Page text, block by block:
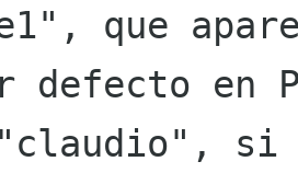
que
defecto en
"claudio",